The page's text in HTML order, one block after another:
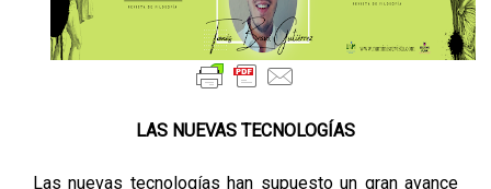
LAS NUEVAS TECNOLOGÍAS
Las nuevas tecnologías han supuesto un gran avance